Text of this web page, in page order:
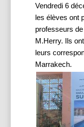
Vendredi 6
les élèves ont
professeurs
M.Herry. Ils
leurs
Marrakech.